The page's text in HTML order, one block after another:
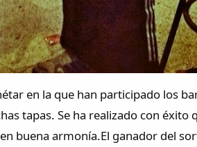
en la que han participado los
tapas. Se ha realizado con éxito
buena armonía.El ganador del